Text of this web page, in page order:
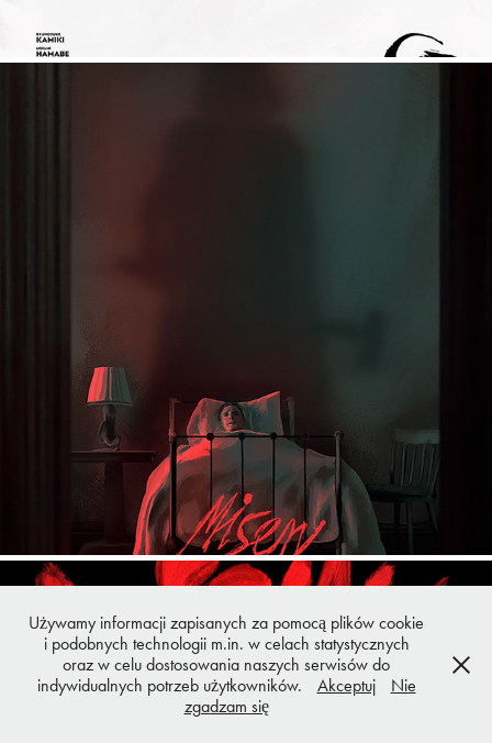
Używamy informacji zapisanych za pomocą plików cookie
i podobnych technologii m.in. w celach statystycznych
oraz w celu dostosowania naszych serwisów do
indywidualnych potrzeb użytkowników.
Akceptuj
Nie
zgadzam się